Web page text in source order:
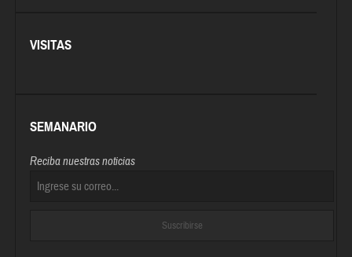
VISITAS
SEMANARIO
Reciba nuestras noticias